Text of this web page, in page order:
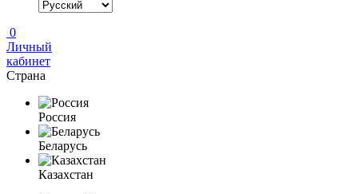
0
Личный
кабинет
Страна
Россия
Беларусь
Казахстан